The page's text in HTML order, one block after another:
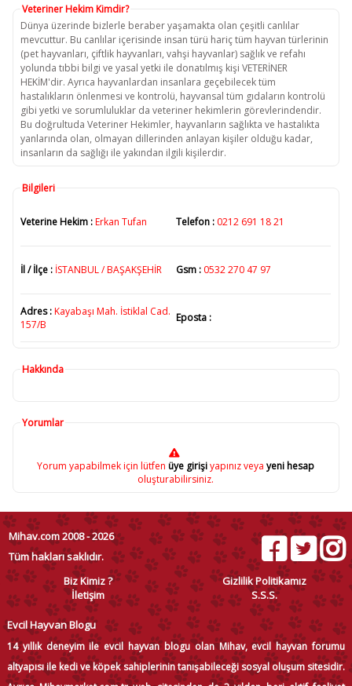
Veteriner Hekim Kimdir?
Dünya üzerinde bizlerle beraber yaşamakta olan çeşitli canlılar
mevcuttur. Bu canlılar içerisinde insan türü hariç tüm hayvan türlerinin
(pet hayvanları, çiftlik hayvanları, vahşi hayvanlar) sağlık ve refahı
yolunda tıbbi bilgi ve yasal yetki ile donatılmış kişi VETERİNER
HEKİM'dir. Ayrıca hayvanlardan insanlara geçebilecek tüm
hastalıkların önlenmesi ve kontrolü, hayvansal tüm gıdaların kontrolü
gibi yetki ve sorumluluklar da veteriner hekimlerin görevlerindendir.
Bu doğrultuda Veteriner Hekimler, hayvanların sağlıkta ve hastalıkta
yanlarında olan, olmayan dillerinden anlayan kişiler olduğu kadar,
insanların da sağlığı ile yakından ilgili kişilerdir.
Bilgileri
Veterine Hekim :Erkan Tufan Telefon : 0212 691 18 21
İl / İlçe : İSTANBUL / BAŞAKŞEHİR Gsm : 0532 270 47 97
Adres :Kayabaşı Mah. İstiklal Cad.
157/B
Eposta :
Hakkında
Yorumlar
Yorum yapabilmek için lütfen üye girişiyapınız veya yeni hesap
oluşturabilirsiniz.
Mihav.com 2008 - 2026
Tüm hakları saklıdır.
Biz Kimiz ?
Gizlilik Politikamız
İletişim
S.S.S.
Evcil Hayvan Blogu
14 yıllık deneyim ile evcil hayvan blogu olan Mihav, evcil hayvan forumu
altyapısı ile kedi ve köpek sahiplerinin tanışabileceği sosyal oluşum sitesidir.